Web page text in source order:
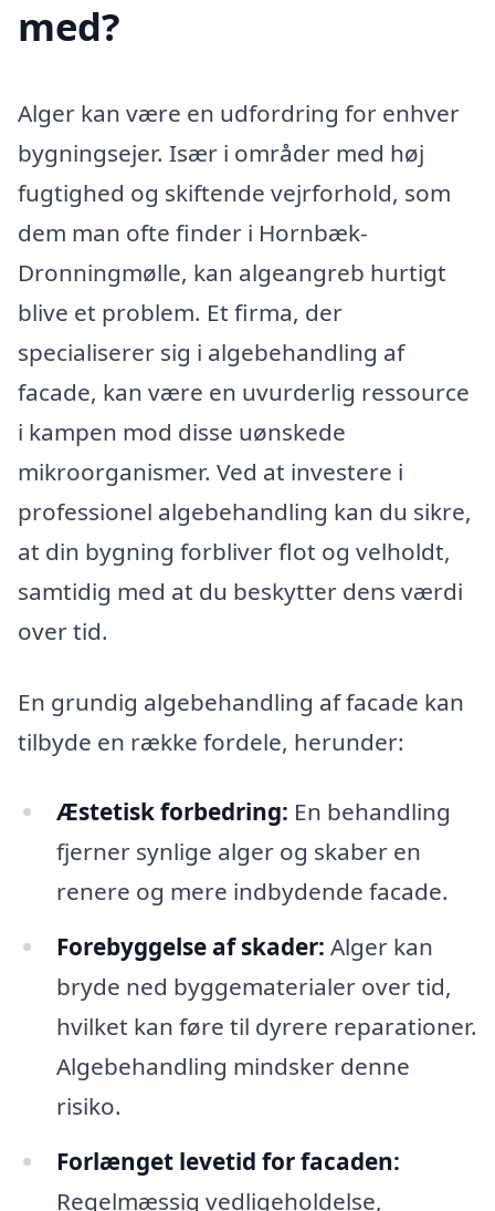
med?
Alger kan være en udfordring for enhver
bygningsejer. Især i områder med høj
fugtighed og skiftende vejrforhold, som
dem man ofte finder i Hornbæk-
Dronningmølle, kan algeangreb hurtigt
blive et problem. Et firma, der
specialiserer sig i algebehandling af
facade, kan være en uvurderlig ressource
i kampen mod disse uønskede
mikroorganismer. Ved at investere i
professionel algebehandling kan du sikre,
at din bygning forbliver flot og velholdt,
samtidig med at du beskytter dens værdi
over tid.
En grundig algebehandling af facade kan
tilbyde en række fordele, herunder:
Æstetisk forbedring: En behandling
fjerner synlige alger og skaber en
renere og mere indbydende facade.
Forebyggelse af skader: Alger kan
bryde ned byggematerialer over tid,
hvilket kan føre til dyrere reparationer.
Algebehandling mindsker denne
risiko.
Forlænget levetid for facaden:
Regelmæssig vedligeholdelse,